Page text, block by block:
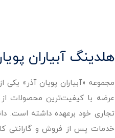
هلدینگ آبیاران
مجموعه «آبیاران پویان آذر»
تجاری خود برعهده داشته است.
خدمات پس از فروش و گارانتی